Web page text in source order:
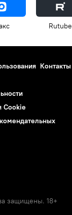
Rutube
Контакты
Cookie
защищены. 18+